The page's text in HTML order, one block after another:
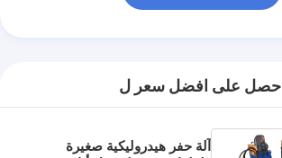
احصل على افضل سعر ل
آلة حفر هيدروليكية صغيرة